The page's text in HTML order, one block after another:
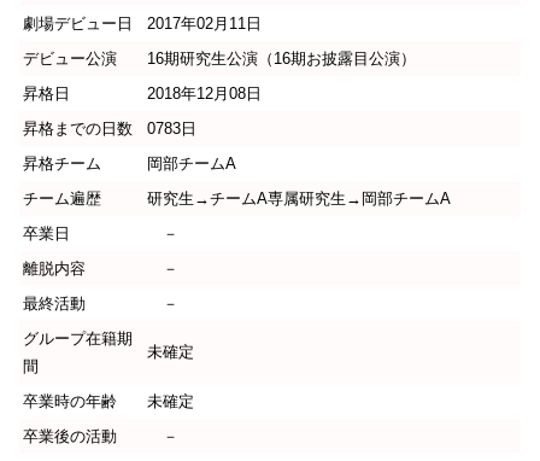
劇場デビュー日
2017年02月11日
デビュー公演
16期研究生公演（16期お披露目公演）
昇格日
2018年12月08日
昇格までの日数
0783日
昇格チーム
岡部チームA
チーム遍歴
研究生→チームA専属研究生→岡部チームA
卒業日
－
離脱内容
－
最終活動
－
グループ在籍期
間
未確定
卒業時の年齢
未確定
卒業後の活動
－